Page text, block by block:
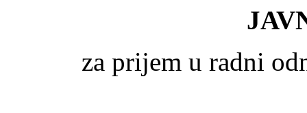
za prijem u radni